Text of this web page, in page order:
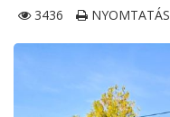
3436 NYOMTATÁS